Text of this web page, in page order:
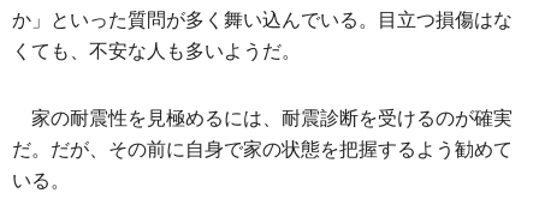
か」といった質問が多く舞い込んでいる。目立つ損傷はな
くても、不安な人も多いようだ。
家の耐震性を見極めるには、耐震診断を受けるのが確実
だ。だが、その前に自身で家の状態を把握するよう勧めて
いる。